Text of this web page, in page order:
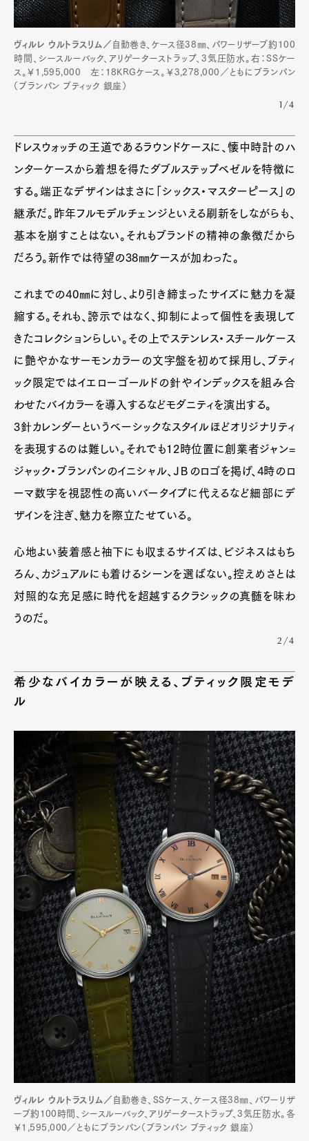
Pen Meet
Pen international Pen tw
ヴィルレ ウルトラスリム／ 自動巻き、ケース径38㎜、パワーリザーブ約100
時間、シースルーバック、アリゲーターストラップ、3気圧防水。右：SSケー
ス。￥1,595,000 左：18KRGケース。￥3,278,000／ともにブランパン
（ブランパン ブティック 銀座）
1/4
ドレスウォッチの王道であるラウンドケースに、懐中時計のハ
ンターケースから着想を得たダブルステップベゼルを特徴に
する。端正なデザインはまさに「シックス・マスターピース」の
継承だ。昨年フルモデルチェンジといえる刷新をしながらも、
基本を崩すことはない。それもブランドの精神の象徴だから
だろう。新作では待望の38㎜ケースが加わった。
これまでの40㎜に対し、より引き締まったサイズに魅力を凝
縮する。それも、誇示ではなく、抑制によって個性を表現して
きたコレクションらしい。その上でステンレス・スチールケース
に艶やかなサーモンカラーの文字盤を初めて採用し、ブティ
ック限定ではイエローゴールドの針やインデックスを組み合
わせたバイカラーを導入するなどモダニティを演出する。
3針カレンダーというベーシックなスタイルほどオリジナリティ
を表現するのは難しい。それでも12時位置に創業者ジャン=
ジャック・ブランパンのイニシャル、ＪＢのロゴを掲げ、4時のロ
ーマ数字を視認性の高いバータイプに代えるなど細部にデ
ザインを注ぎ、魅力を際立たせている。
心地よい装着感と袖下にも収まるサイズは、ビジネスはもち
ろん、カジュアルにも着けるシーンを選ばない。控えめさとは
対照的な充足感に時代を超越するクラシックの真髄を味わ
うのだ。
2/4
希少なバイカラーが映える、ブティック限定モデ
ル
ヴィルレ ウルトラスリム／ 自動巻き、SSケース、ケース径38㎜、パワーリザ
ーブ約100時間、シースルーバック、アリゲーターストラップ、3気圧防水。各
￥1,595,000／ともにブランパン（ブランパン ブティック 銀座）